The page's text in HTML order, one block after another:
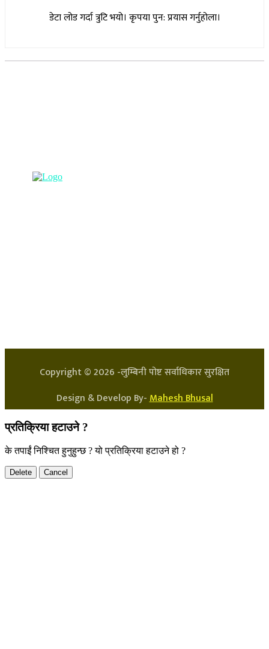
डेटा लोड गर्दा त्रुटि भयो। कृपया पुन: प्रयास गर्नुहोला।
Copyright ©2026 -लुम्बिनी पोष्ट सर्वाधिकार सुरक्षित
Design & Develop By-Mahesh Bhusal
प्रतिक्रिया हटाउने ?
के तपाईं निश्चित हुनुहुन्छ ? यो प्रतिक्रिया हटाउने हो ?
Delete Cancel